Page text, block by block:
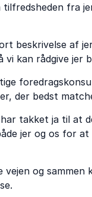
fra
beskrivelse af
vi kan rådgive jer
der bedst
takket ja til at
jer og os for
vejen og sammen